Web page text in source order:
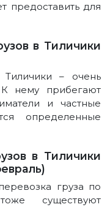
предоставить для
в Тиличики
– очень
нему прибегают
и частные
определенные
в Тиличики
груза по
существуют